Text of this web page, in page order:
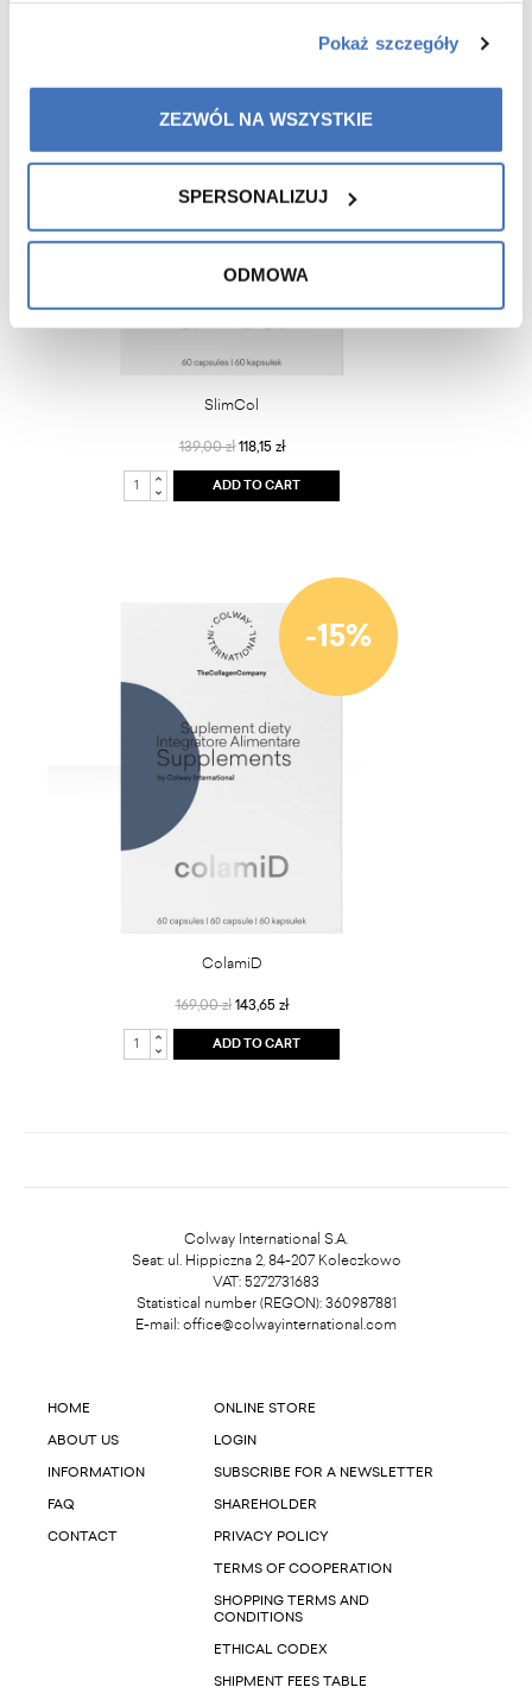
Pokaż szczegóły
ZEZWÓL NA WSZYSTKIE
SPERSONALIZUJ
ODMOWA
SlimCol
139,00 zł 118,15 zł
ADD TO CART
-15%
ColamiD
169,00 zł 143,65 zł
ADD TO CART
Colway International S.A.
Seat: ul. Hippiczna 2, 84-207 Koleczkowo
VAT: 5272731683
Statistical number (REGON): 360987881
E-mail: office@colwayinternational.com
HOME
ABOUT US
INFORMATION
FAQ
CONTACT
ONLINE STORE
LOGIN
SUBSCRIBE FOR A NEWSLETTER
SHAREHOLDER
PRIVACY POLICY
TERMS OF COOPERATION
SHOPPING TERMS AND
CONDITIONS
ETHICAL CODEX
SHIPMENT FEES TABLE